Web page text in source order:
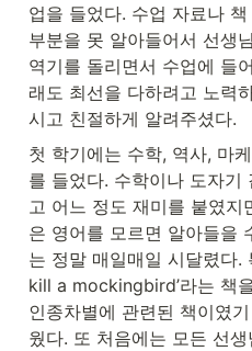
업을 들었다. 수업 자료나
부분을 못 알아들어서 선생
역기를 돌리면서 수업에 들
래도 최선을 다하려고 노력
시고 친절하게 알려주셨다.
첫 학기에는 수학, 역사, 마
를 들었다. 수학이나 도자기
고 어느 정도 재미를 붙였지
은 영어를 모르면 알아들을
는 정말 매일매일 시달렸다.
kill a mockingbird’라는 책
인종차별에 관련된 책이였
웠다. 또 처음에는 모든 선